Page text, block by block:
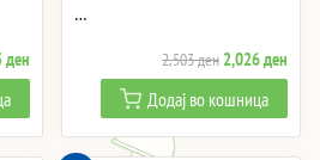
денCurrent
price
is:
6,095 ден.
…
2,503ден Original
price
was:
2,503 ден.
2,026ден
price
is:
Додај во кошница